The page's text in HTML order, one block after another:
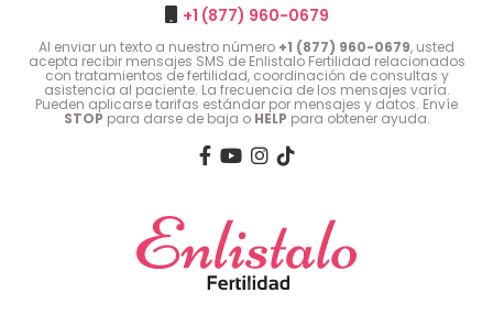
+1 (877) 960-0679
Al enviar un texto a nuestro número +1 (877) 960-0679, usted
acepta recibir mensajes SMS de Enlistalo Fertilidad relacionados
con tratamientos de fertilidad, coordinación de consultas y
asistencia al paciente. La frecuencia de los mensajes varía.
Pueden aplicarse tarifas estándar por mensajes y datos. Envíe
STOP para darse de baja o HELP para obtener ayuda.